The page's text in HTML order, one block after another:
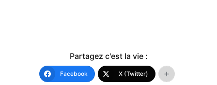
Partagez c'est la vie :
Facebook X (Twitter)